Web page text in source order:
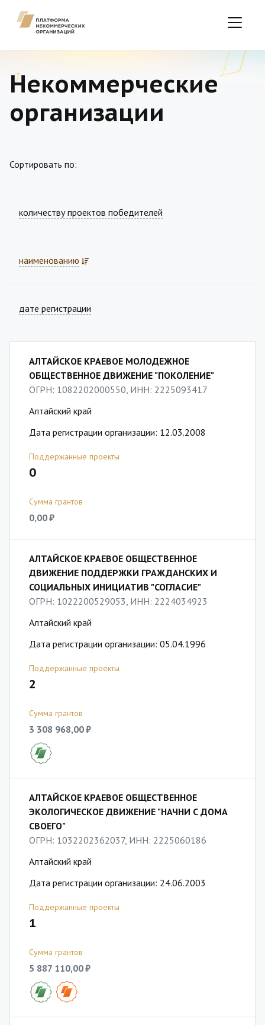
Некоммерческие
организации
Сортировать по:
количеству проектов победителей
наименованию
дате регистрации
АЛТАЙСКОЕ КРАЕВОЕ МОЛОДЕЖНОЕ
ОБЩЕСТВЕННОЕ ДВИЖЕНИЕ "ПОКОЛЕНИЕ"
ОГРН: 1082202000550, ИНН: 2225093417
Алтайский край
Дата регистрации организации: 12.03.2008
Поддержанные проекты
0
Сумма грантов
0,00 ₽
АЛТАЙСКОЕ КРАЕВОЕ ОБЩЕСТВЕННОЕ
ДВИЖЕНИЕ ПОДДЕРЖКИ ГРАЖДАНСКИХ И
СОЦИАЛЬНЫХ ИНИЦИАТИВ "СОГЛАСИЕ"
ОГРН: 1022200529053, ИНН: 2224034923
Алтайский край
Дата регистрации организации: 05.04.1996
Поддержанные проекты
2
Сумма грантов
3 308 968,00 ₽
АЛТАЙСКОЕ КРАЕВОЕ ОБЩЕСТВЕННОЕ
ЭКОЛОГИЧЕСКОЕ ДВИЖЕНИЕ "НАЧНИ С ДОМА
СВОЕГО"
ОГРН: 1032202362037, ИНН: 2225060186
Алтайский край
Дата регистрации организации: 24.06.2003
Поддержанные проекты
1
Сумма грантов
5 887 110,00 ₽